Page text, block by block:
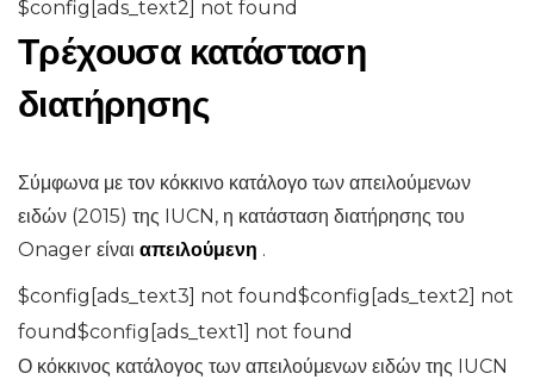
$config[ads_text2] not found
Τρέχουσα κατάσταση
διατήρησης
Σύμφωνα με τον κόκκινο κατάλογο των απειλούμενων
ειδών (2015) της IUCN, η κατάσταση διατήρησης του
Onager είναι απειλούμενη .
$config[ads_text3] not found$config[ads_text2] not
found$config[ads_text1] not found
Ο κόκκινος κατάλογος των απειλούμενων ειδών της IUCN